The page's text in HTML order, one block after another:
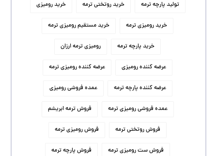
تولید پارچه ترمه خرید روتختی ترمه خرید رومیزی
خرید رومیزی ترمه خرید مستقیم رومیزی ترمه
خرید پارچه ترمه رومیزی ترمه ارزان
عرضه کننده رومیزی عرضه کننده رومیزی ترمه
عرضه کننده پارچه ترمه عمده فروشی رومیزی
عمده فروشی رومیزی ترمه فروش ترمه ابریشم
فروش روتختی ترمه فروش رومیزی ترمه
فروش ست رومیزی ترمه فروش پارچه ترمه